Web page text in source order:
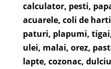
calculator, pesti,
acuarele, coli de
paturi, plapumi,
ulei, malai, orez,
lapte, cozonac,